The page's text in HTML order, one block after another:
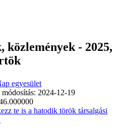
közlemények - 2025,
egyesület
2024-12-19
te is a hatodik török társalgási